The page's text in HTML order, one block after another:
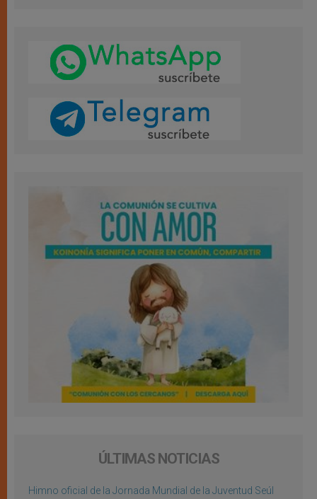
ÚLTIMAS NOTICIAS
Himno oficial de la Jornada Mundial de la Juventud Seúl